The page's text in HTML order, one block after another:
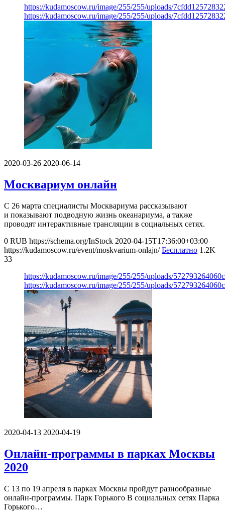
https://kudamoscow.ru/image/255/255/uploads/
https://kudamoscow.ru/image/255/255/uploads/
2020-03-26 2020-06-14
Москвариум онлайн
С 26 марта специалисты Москвариума рассказывают
и показывают подводную жизнь океанариума, а также
проводят интерактивные трансляции в социальных сетях.
0 RUB https://schema.org/InStock 2020-04-15T17:36:00+03:00
https://kudamoscow.ru/event/moskvarium-onlajn/ Бесплатно 1.2K
33
https://kudamoscow.ru/image/255/255/uploads/
https://kudamoscow.ru/image/255/255/uploads/
2020-04-13 2020-04-19
Онлайн-программы в парках Москвы
2020
С 13 по 19 апреля в парках Москвы пройдут разнообразные
онлайн-программы. Парк Горького В социальных сетях Парка
Горького…